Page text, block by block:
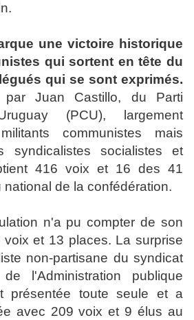
une victoire historique
qui sortent en tête du
qui se sont exprimés.
Juan Castillo, du Parti
(PCU), largement
communistes mais
syndicalistes socialistes et
416 voix et 16 des 41
de la confédération.
n'a pu compter de son
et 13 places. La surprise
non-partisane du syndicat
l'Administration publique
présentée toute seule et a
avec 209 voix et 9 élus au